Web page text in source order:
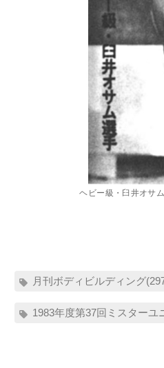
ヘビー級・臼井オサ
月刊ボディビルディング
1983年度第37回ミスター